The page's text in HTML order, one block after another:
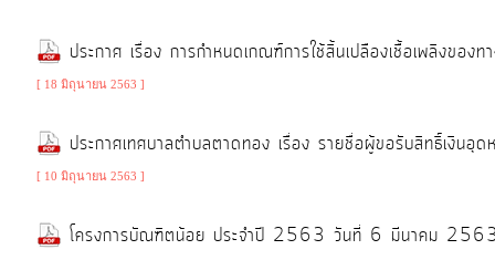
ITA
Service
ประกาศ เรื่อง การกำหนดเกณฑ์การใช้สิ้นเปลืองเชื้อเพลิงของท
[ 18 มิถุนายน 2563 ]
ประกาศเทศบาลตำบลตาดทอง เรื่อง รายชื่อผู้ขอรับสิทธิ์เงินอุด
[ 10 มิถุนายน 2563 ]
โครงการบัณฑิตน้อย ประจำปี 2563 วันที่ 6 มีนาคม